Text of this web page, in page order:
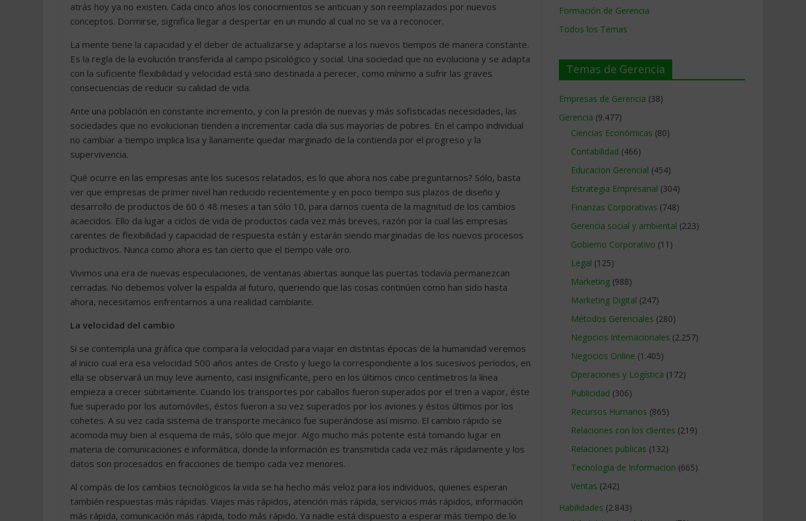
atrás hoy ya no existen. Cada cinco años los conocimientos se anticuan y son reemplazados por nuevos
conceptos. Dormirse, significa llegar a despertar en un mundo al cual no se va a reconocer.
La mente tiene la capacidad y el deber de actualizarse y adaptarse a los nuevos tiempos de manera constante.
Es la regla de la evolución transferida al campo psicológico y social. Una sociedad que no evoluciona y se adapta
con la suficiente flexibilidad y velocidad está sino destinada a perecer, como mínimo a sufrir las graves
consecuencias de reducir su calidad de vida.
Ante una población en constante incremento, y con la presión de nuevas y más sofisticadas necesidades, las
sociedades que no evolucionan tienden a incrementar cada día sus mayorías de pobres. En el campo individual
no cambiar a tiempo implica lisa y llanamente quedar marginado de la contienda por el progreso y la
supervivencia.
Qué ocurre en las empresas ante los sucesos relatados, es lo que ahora nos cabe preguntarnos? Sólo, basta
ver que empresas de primer nivel han reducido recientemente y en poco tiempo sus plazos de diseño y
desarrollo de productos de 60 ó 48 meses a tan sólo 10, para darnos cuenta de la magnitud de los cambios
acaecidos. Ello da lugar a ciclos de vida de productos cada vez más breves, razón por la cual las empresas
carentes de flexibilidad y capacidad de respuesta están y estarán siendo marginadas de los nuevos procesos
productivos. Nunca como ahora es tan cierto que el tiempo vale oro.
Vivimos una era de nuevas especulaciones, de ventanas abiertas aunque las puertas todavía permanezcan
cerradas. No debemos volver la espalda al futuro, queriendo que las cosas continúen como han sido hasta
ahora, necesitamos enfrentarnos a una realidad cambiante.
La velocidad del cambio
Sí se contempla una gráfica que compara la velocidad para viajar en distintas épocas de la humanidad veremos
al inicio cual era esa velocidad 500 años antes de Cristo y luego la correspondiente a los sucesivos períodos, en
ella se observará un muy leve aumento, casi insignificante, pero en los últimos cinco centímetros la línea
empieza a crecer súbitamente. Cuando los transportes por caballos fueron superados por el tren a vapor, éste
fue superado por los automóviles, éstos fueron a su vez superados por los aviones y éstos últimos por los
cohetes. A su vez cada sistema de transporte mecánico fue superándose así mismo. El cambio rápido se
acomoda muy bien al esquema de más, sólo que mejor. Algo mucho más potente está tomando lugar en
materia de comunicaciones e informática, donde la información es transmitida cada vez más rápidamente y los
datos son procesados en fracciones de tiempo cada vez menores.
Al compás de los cambios tecnológicos la vida se ha hecho más veloz para los individuos, quienes esperan
también respuestas más rápidas. Viajes más rápidos, atención más rápida, servicios más rápidos, información
más rápida, comunicación más rápida, todo más rápido. Ya nadie está dispuesto a esperar más tiempo de lo
Formación de Gerencia
Todos los Temas
Temas de Gerencia
Empresas de Gerencia (38)
Gerencia (9.477)
Ciencias Económicas (80)
Contabilidad (466)
Educacion Gerencial (454)
Estrategia Empresarial (304)
Finanzas Corporativas (748)
Gerencia social y ambiental (223)
Gobierno Corporativo (11)
Legal (125)
Marketing (988)
Marketing Digital (247)
Métodos Gerenciales (280)
Negocios Internacionales (2.257)
Negocios Online (1.405)
Operaciones y Logística (172)
Publicidad (306)
Recursos Humanos (865)
Relaciones con los clientes (219)
Relaciones publicas (132)
Tecnologia de Informacion (665)
Ventas (242)
Habilidades (2.843)